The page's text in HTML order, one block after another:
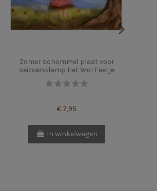
Zomer schommel plaat voor
seizoenslamp Het Wol Feetje
€ 7,95
In winkelwagen